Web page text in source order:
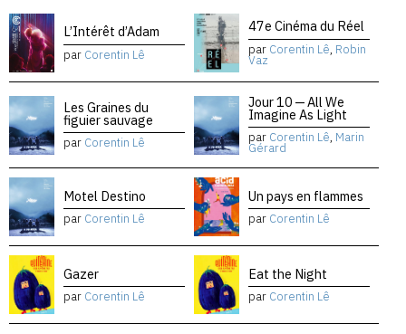
L’Intérêt d’Adam
par Corentin Lê
47e Cinéma du Réel
par Corentin Lê, Robin
Vaz
Les Graines du
figuier sauvage
par Corentin Lê
Jour 10 — All We
Imagine As Light
par Corentin Lê, Marin
Gérard
Motel Destino
par Corentin Lê
Un pays en flammes
par Corentin Lê
Gazer
par Corentin Lê
Eat the Night
par Corentin Lê